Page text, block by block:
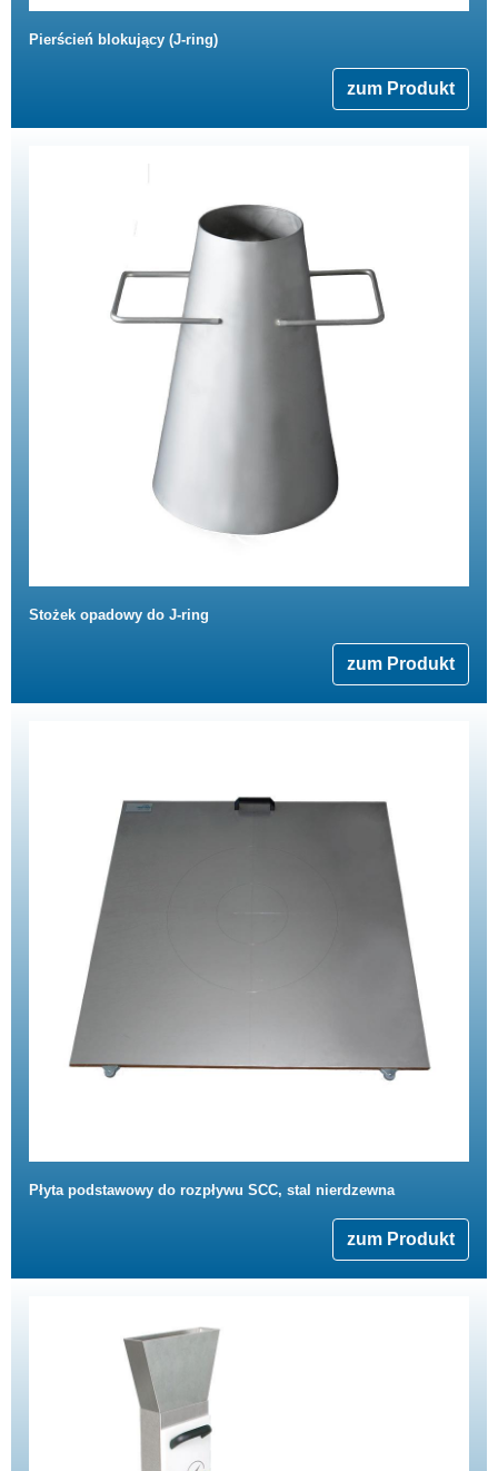
Pierścień blokujący (J-ring)
zum Produkt
Stożek opadowy do J-ring
zum Produkt
Płyta podstawowy do rozpływu SCC, stal nierdzewna
zum Produkt